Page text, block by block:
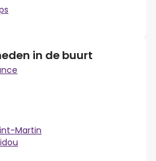
in de buurt
Martin